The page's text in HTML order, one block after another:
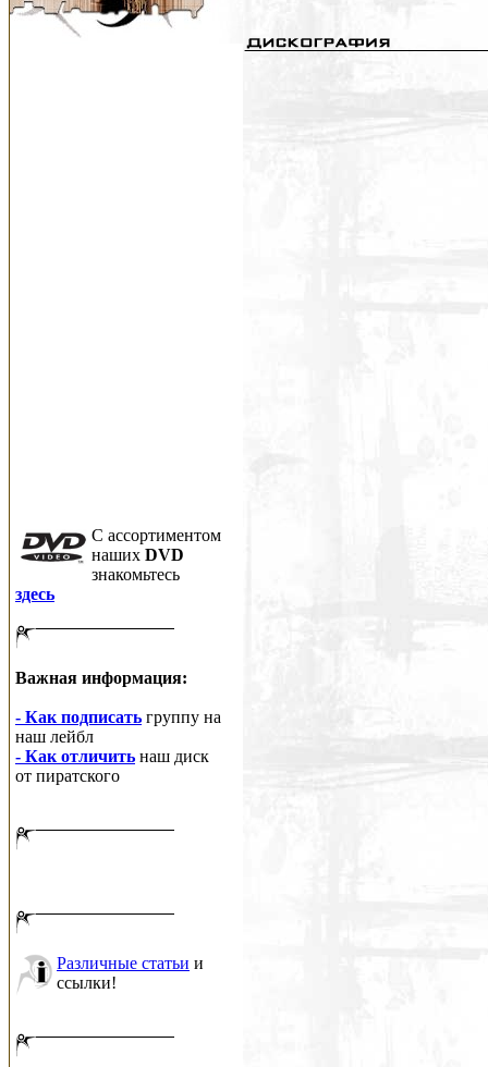
C ассортиментом
наших DVD
знакомьтесь
здесь
Важная информация:
- Как подписать группу на
наш лейбл
- Как отличить наш диск
от пиратского
Различные статьи и
ссылки!